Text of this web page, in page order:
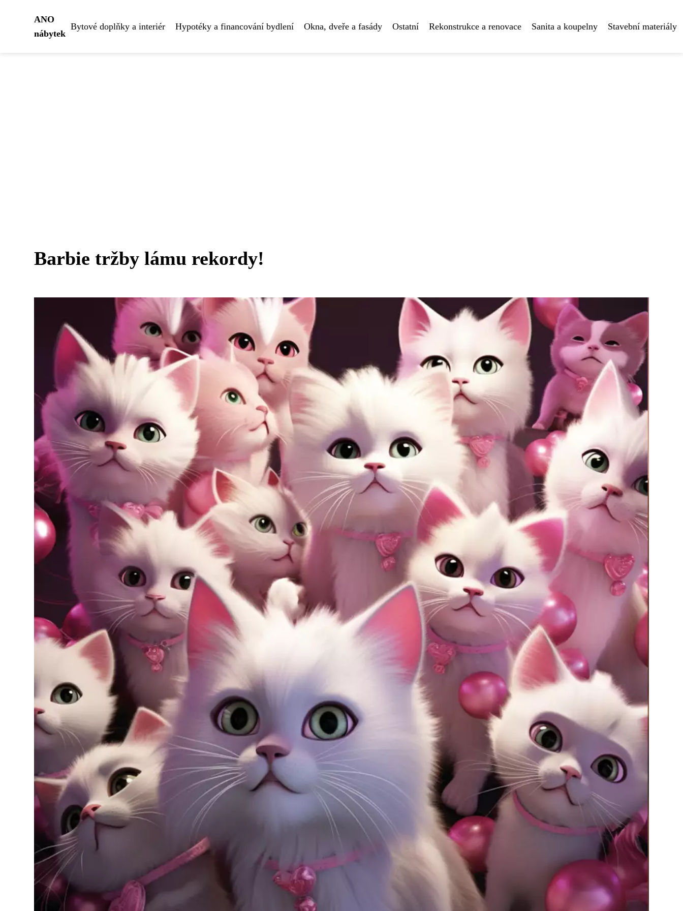
ANO
nábytek
Bytové doplňky a interiér Hypotéky a financování bydlení Okna, dveře a fasády Ostatní Rekonstrukce a renovace Sanita a koupelny Stavební materiály
Barbie tržby lámu rekordy!